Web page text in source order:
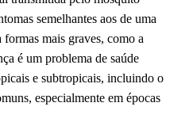
semelhantes aos de uma
mais graves, como a
é um problema de saúde
e subtropicais, incluindo o
especialmente em épocas